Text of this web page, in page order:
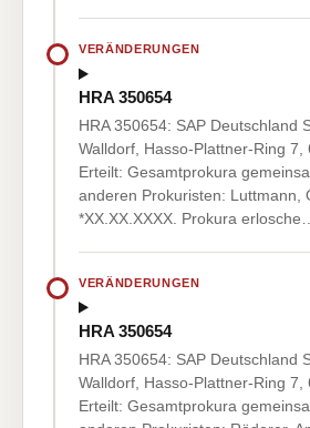
VERÄNDERUNGEN
HRA 350654
HRA 350654: SAP Deutschland
Walldorf, Hasso-Plattner-Ring 7,
Erteilt: Gesamtprokura
anderen Prokuristen: Luttmann,
*XX.XX.XXXX. Prokura erlosche…
VERÄNDERUNGEN
HRA 350654
HRA 350654: SAP Deutschland
Walldorf, Hasso-Plattner-Ring 7,
Erteilt: Gesamtprokura